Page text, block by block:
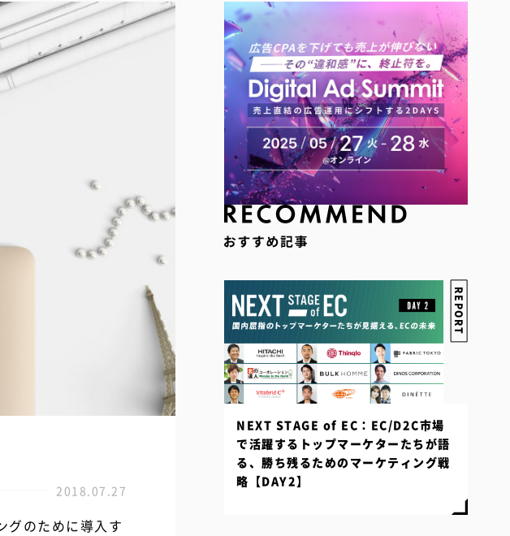
2018.07.27
グのために導入す
REPORT
NEXT STAGE of EC：EC/D2C市場
で活躍するトップマーケターたちが語
る、勝ち残るためのマーケティング戦
略【DAY2】